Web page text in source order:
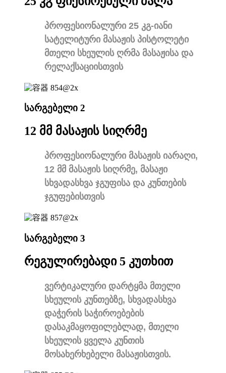
პროფესიონალური 25 კგ-იანი
სატელიტური მასაჟის პისტოლეტი
მთელი სხეულის ღრმა მასაჟისა და
რელაქსაციისთვის
სარგებელი 2
12 მმ მასაჟის სიღრმე
პროფესიონალური მასაჟის იარაღი,
12 მმ მასაჟის სიღრმე, მასაჟი
სხვადასხვა ჯგუფისა და კუნთების
ჯგუფებისთვის
სარგებელი 3
რეგულირებადი 5 კუთხით
ვერტიკალური დარტყმა მთელი
სხეულის კუნთებზე, სხვადასხვა
დაჭერის საჭიროებების
დასაკმაყოფილებლად, მთელი
სხეულის ყველა კუნთის
მოსახერხებელი მასაჟისთვის.